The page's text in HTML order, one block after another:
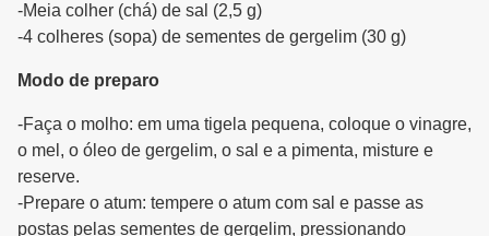
-Meia colher (chá) de sal (2,5 g)
-4 colheres (sopa) de sementes de gergelim (30 g)
Modo de preparo
-Faça o molho: em uma tigela pequena, coloque o vinagre,
o mel, o óleo de gergelim, o sal e a pimenta, misture e
reserve.
-Prepare o atum: tempere o atum com sal e passe as
postas pelas sementes de gergelim, pressionando